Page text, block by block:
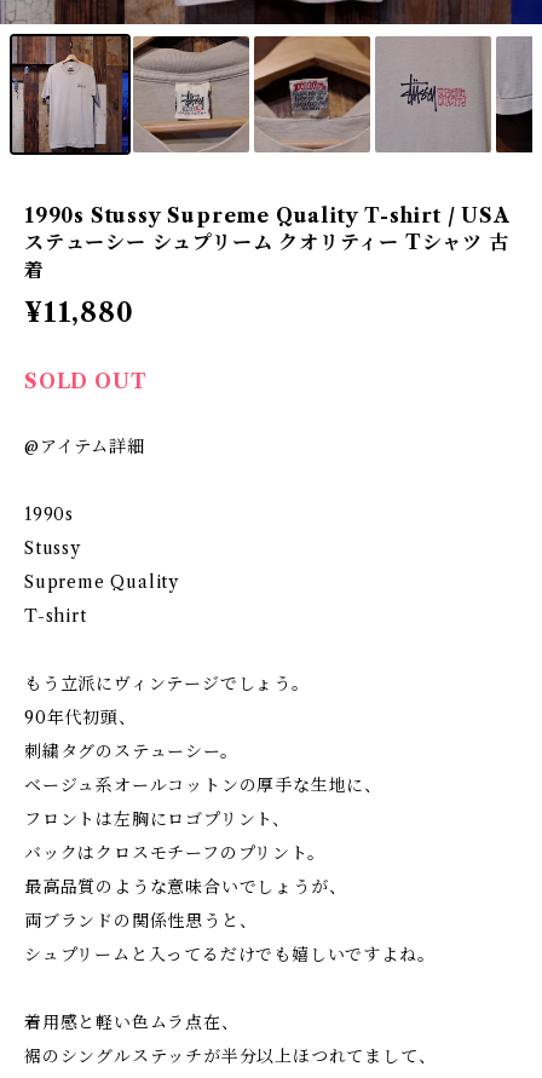
1990s Stussy Supreme Quality T-shirt / USA
ステューシー シュプリーム クオリティー Tシャツ 古
着
¥11,880
SOLD OUT
@アイテム詳細
1990s
Stussy
Supreme Quality
T-shirt
もう立派にヴィンテージでしょう。
90年代初頭、
刺繍タグのステューシー。
ベージュ系オールコットンの厚手な生地に、
フロントは左胸にロゴプリント、
バックはクロスモチーフのプリント。
最高品質のような意味合いでしょうが、
両ブランドの関係性思うと、
シュプリームと入ってるだけでも嬉しいですよね。
着用感と軽い色ムラ点在、
裾のシングルステッチが半分以上ほつれてまして、